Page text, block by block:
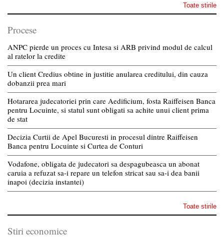
Toate stirile
Procese
ANPC pierde un proces cu Intesa si ARB privind modul de calcul
al ratelor la credite
Un client Credius obtine in justitie anularea creditului, din cauza
dobanzii prea mari
Hotararea judecatoriei prin care Aedificium, fosta Raiffeisen Banca
pentru Locuinte, si statul sunt obligati sa achite unui client prima
de stat
Decizia Curtii de Apel Bucuresti in procesul dintre Raiffeisen
Banca pentru Locuinte si Curtea de Conturi
Vodafone, obligata de judecatori sa despagubeasca un abonat
caruia a refuzat sa-i repare un telefon stricat sau sa-i dea banii
inapoi (decizia instantei)
Toate stirile
Stiri economice